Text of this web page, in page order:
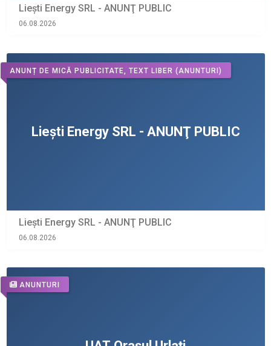
Liești Energy SRL - ANUNŢ PUBLIC
06.08.2026
ANUNȚ DE MICĂ PUBLICITATE, TEXT LIBER (ANUNTURI)
Liești Energy SRL - ANUNŢ PUBLIC
06.08.2026
ANUNTURI